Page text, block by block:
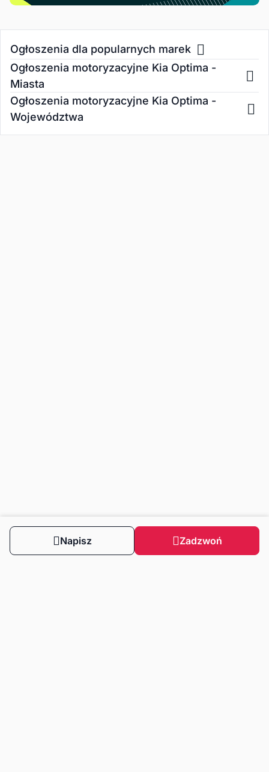
Zadzwoń
Napisz
Ogłoszenia dla popularnych marek
Ogłoszenia motoryzacyjne Kia Optima -
Miasta
Ogłoszenia motoryzacyjne Kia Optima -
Województwa